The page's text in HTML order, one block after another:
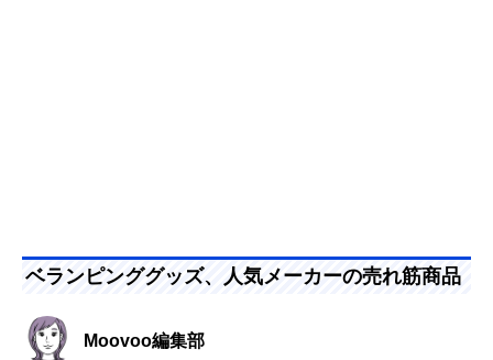
ベランピンググッズ、人気メーカーの売れ筋商品
Moovoo編集部